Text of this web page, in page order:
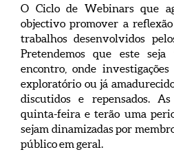
O Ciclo de Webinars que
objectivo promover a
trabalhos desenvolvidos
Pretendemos que este
encontro, onde
exploratório ou já
discutidos e repensados. As
quinta-feira e terão uma
sejam dinamizadas por
público em geral.